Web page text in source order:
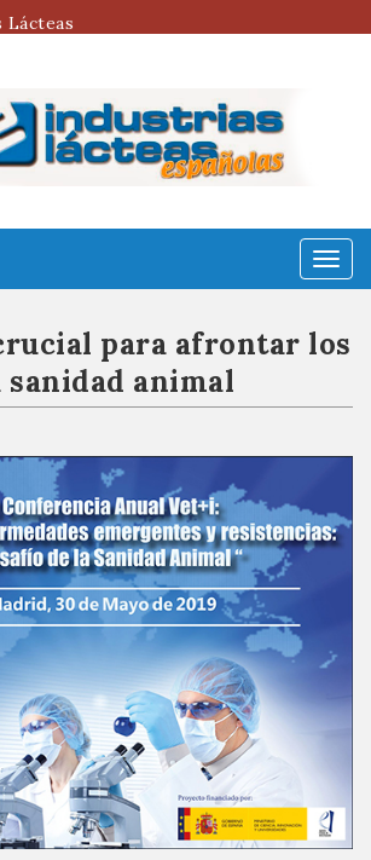
Lácteas
Menú
para afrontar los
sanidad animal